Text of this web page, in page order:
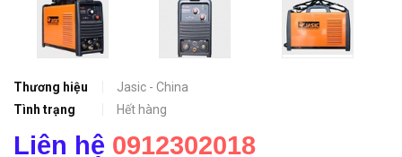
Thương hiệu
Jasic - China
Tình trạng
Hết hàng
Liên hệ 0912302018